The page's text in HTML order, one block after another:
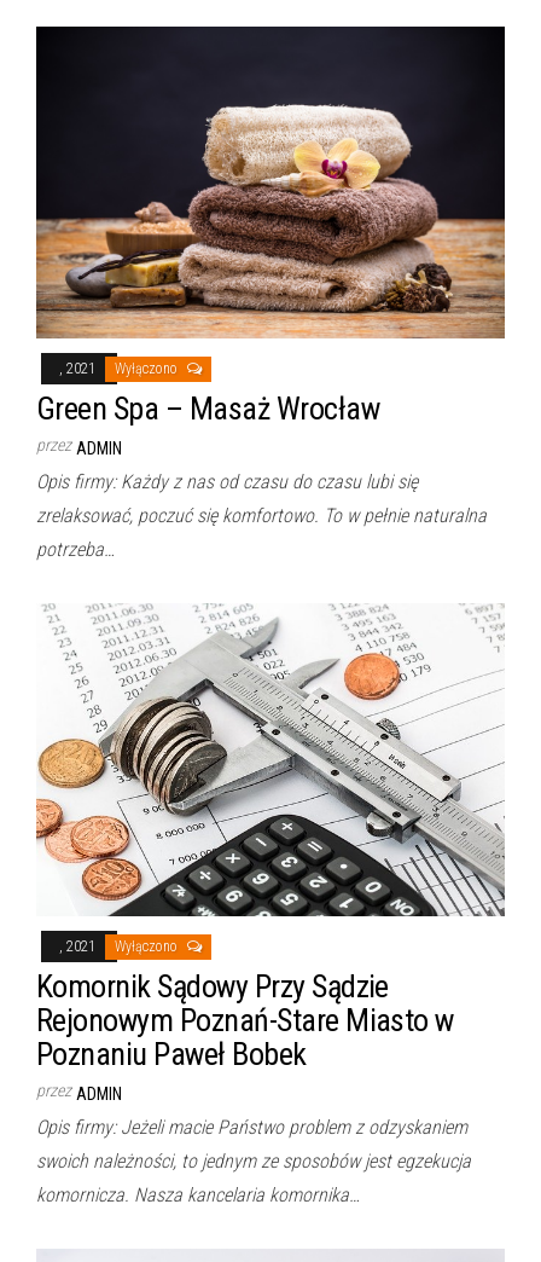
, 2021 Wyłączono
Green Spa – Masaż Wrocław
przez ADMIN
Opis firmy: Każdy z nas od czasu do czasu lubi się
zrelaksować, poczuć się komfortowo. To w pełnie naturalna
potrzeba…
, 2021 Wyłączono
Komornik Sądowy Przy Sądzie
Rejonowym Poznań-Stare Miasto w
Poznaniu Paweł Bobek
przez ADMIN
Opis firmy: Jeżeli macie Państwo problem z odzyskaniem
swoich należności, to jednym ze sposobów jest egzekucja
komornicza. Nasza kancelaria komornika…